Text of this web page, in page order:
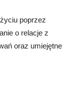
poprzez
o relacje z
oraz umiejętne